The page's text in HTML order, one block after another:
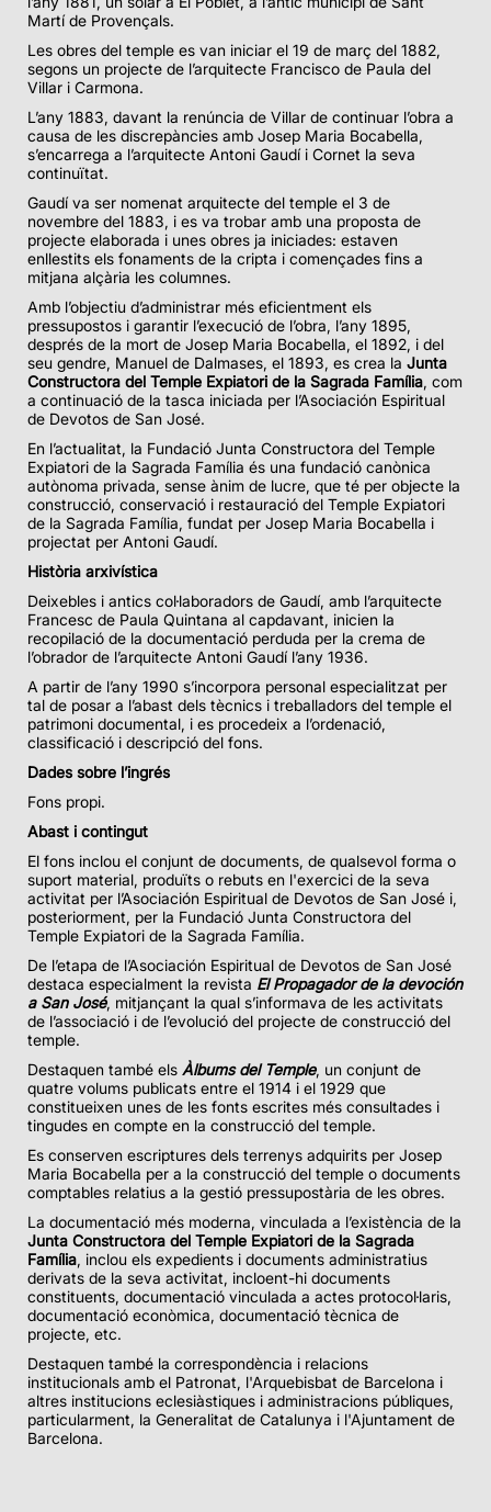
Martí de Provençals.
Les obres del temple es van iniciar el 19 de març del 1882,
segons un projecte de l’arquitecte Francisco de Paula del
Villar i Carmona.
L’any 1883, davant la renúncia de Villar de continuar l’obra a
causa de les discrepàncies amb Josep Maria Bocabella,
s’encarrega a l’arquitecte Antoni Gaudí i Cornet la seva
continuïtat.
Gaudí va ser nomenat arquitecte del temple el 3 de
novembre del 1883, i es va trobar amb una proposta de
projecte elaborada i unes obres ja iniciades: estaven
enllestits els fonaments de la cripta i començades fins a
mitjana alçària les columnes.
Amb l’objectiu d’administrar més eficientment els
pressupostos i garantir l’execució de l’obra, l’any 1895,
després de la mort de Josep Maria Bocabella, el 1892, i del
seu gendre, Manuel de Dalmases, el 1893, es crea la Junta
Constructora del Temple Expiatori de la Sagrada Família, com
a continuació de la tasca iniciada per l’Asociación Espiritual
de Devotos de San José.
En l’actualitat, la Fundació Junta Constructora del Temple
Expiatori de la Sagrada Família és una fundació canònica
autònoma privada, sense ànim de lucre, que té per objecte la
construcció, conservació i restauració del Temple Expiatori
de la Sagrada Família, fundat per Josep Maria Bocabella i
projectat per Antoni Gaudí.
Història arxivística
Deixebles i antics col·laboradors de Gaudí, amb l’arquitecte
Francesc de Paula Quintana al capdavant, inicien la
recopilació de la documentació perduda per la crema de
l’obrador de l’arquitecte Antoni Gaudí l’any 1936.
A partir de l’any 1990 s’incorpora personal especialitzat per
tal de posar a l’abast dels tècnics i treballadors del temple el
patrimoni documental, i es procedeix a l’ordenació,
classificació i descripció del fons.
Dades sobre l’ingrés
Fons propi.
Abast i contingut
El fons inclou el conjunt de documents, de qualsevol forma o
suport material, produïts o rebuts en l'exercici de la seva
activitat per l’Asociación Espiritual de Devotos de San José i,
posteriorment, per la Fundació Junta Constructora del
Temple Expiatori de la Sagrada Família.
De l’etapa de l’Asociación Espiritual de Devotos de San José
destaca especialment la revista El Propagador de la devoción
a San José, mitjançant la qual s’informava de les activitats
de l’associació i de l’evolució del projecte de construcció del
temple.
Destaquen també els Àlbums del Temple, un conjunt de
quatre volums publicats entre el 1914 i el 1929 que
constitueixen unes de les fonts escrites més consultades i
tingudes en compte en la construcció del temple.
Es conserven escriptures dels terrenys adquirits per Josep
Maria Bocabella per a la construcció del temple o documents
comptables relatius a la gestió pressupostària de les obres.
La documentació més moderna, vinculada a l’existència de la
Junta Constructora del Temple Expiatori de la Sagrada
Família, inclou els expedients i documents administratius
derivats de la seva activitat, incloent-hi documents
constituents, documentació vinculada a actes protocol·laris,
documentació econòmica, documentació tècnica de
projecte, etc.
Destaquen també la correspondència i relacions
institucionals amb el Patronat, l'Arquebisbat de Barcelona i
altres institucions eclesiàstiques i administracions públiques,
particularment, la Generalitat de Catalunya i l'Ajuntament de
Barcelona.